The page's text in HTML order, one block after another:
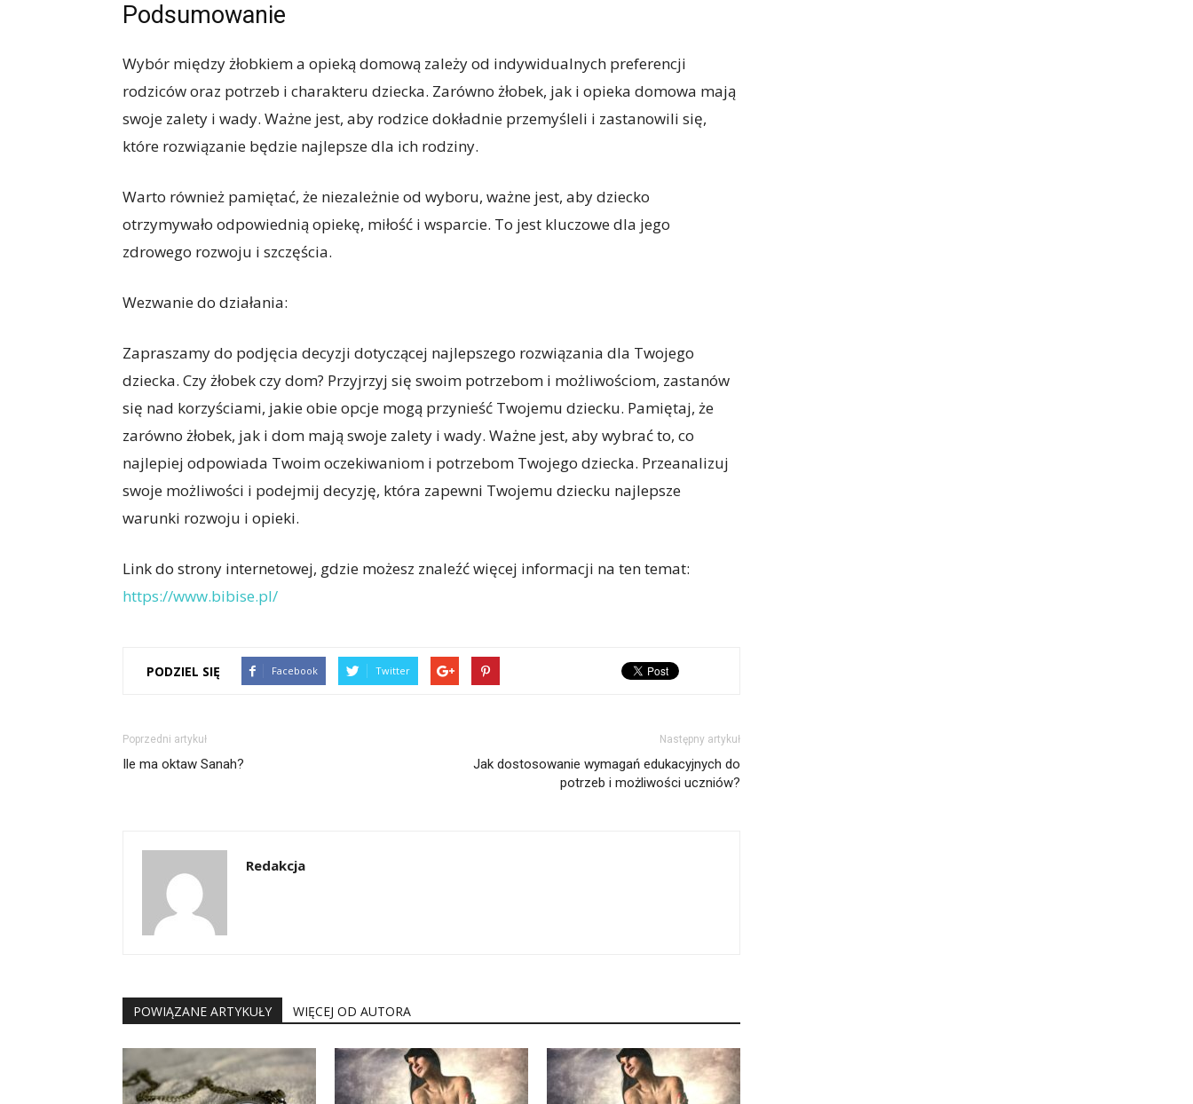
Podsumowanie
Wybór między żłobkiem a opieką domową zależy od indywidualnych preferencji
rodziców oraz potrzeb i charakteru dziecka. Zarówno żłobek, jak i opieka domowa mają
swoje zalety i wady. Ważne jest, aby rodzice dokładnie przemyśleli i zastanowili się,
które rozwiązanie będzie najlepsze dla ich rodziny.
Warto również pamiętać, że niezależnie od wyboru, ważne jest, aby dziecko
otrzymywało odpowiednią opiekę, miłość i wsparcie. To jest kluczowe dla jego
zdrowego rozwoju i szczęścia.
Wezwanie do działania:
Zapraszamy do podjęcia decyzji dotyczącej najlepszego rozwiązania dla Twojego
dziecka. Czy żłobek czy dom? Przyjrzyj się swoim potrzebom i możliwościom, zastanów
się nad korzyściami, jakie obie opcje mogą przynieść Twojemu dziecku. Pamiętaj, że
zarówno żłobek, jak i dom mają swoje zalety i wady. Ważne jest, aby wybrać to, co
najlepiej odpowiada Twoim oczekiwaniom i potrzebom Twojego dziecka. Przeanalizuj
swoje możliwości i podejmij decyzję, która zapewni Twojemu dziecku najlepsze
warunki rozwoju i opieki.
Link do strony internetowej, gdzie możesz znaleźć więcej informacji na ten temat:
https://www.bibise.pl/
PODZIEL SIĘ Facebook Twitter
Poprzedni artykuł
Ile ma oktaw Sanah?
Następny artykuł
Jak dostosowanie wymagań edukacyjnych do
potrzeb i możliwości uczniów?
Redakcja
POWIĄZANE ARTYKUŁY WIĘCEJ OD AUTORA